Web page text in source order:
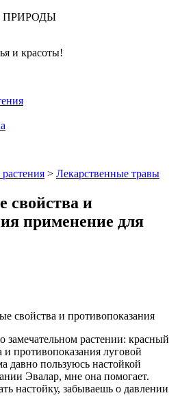
ПРИРОДЫ
и красоты!
> Лекарственные травы
свойства и
применение для
замечательном растении: красный
и противопоказания луговой
давно пользуюсь настойкой
Эвалар, мне она помогает.
настойку, забываешь о давлении